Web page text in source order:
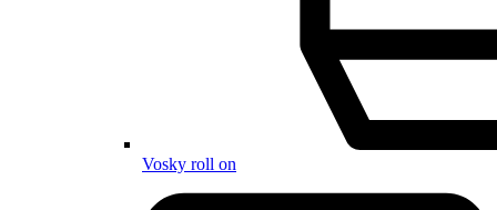
Vosky roll on